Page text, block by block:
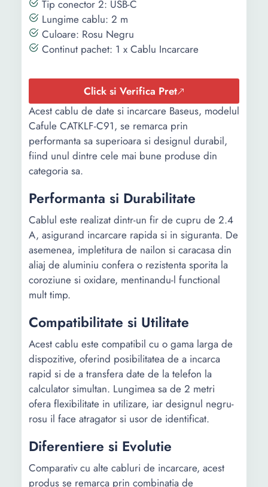
Tip conector 2: USB-C
Lungime cablu: 2 m
Culoare: Rosu Negru
Continut pachet: 1 x Cablu Incarcare
Click si Verifica Pret
Acest cablu de date si incarcare Baseus, modelul
Cafule CATKLF-C91, se remarca prin
performanta sa superioara si designul durabil,
fiind unul dintre cele mai bune produse din
categoria sa.
Performanta si Durabilitate
Cablul este realizat dintr-un fir de cupru de 2.4
A, asigurand incarcare rapida si in siguranta. De
asemenea, impletitura de nailon si caracasa din
aliaj de aluminiu confera o rezistenta sporita la
coroziune si oxidare, mentinandu-l functional
mult timp.
Compatibilitate si Utilitate
Acest cablu este compatibil cu o gama larga de
dispozitive, oferind posibilitatea de a incarca
rapid si de a transfera date de la telefon la
calculator simultan. Lungimea sa de 2 metri
ofera flexibilitate in utilizare, iar designul negru-
rosu il face atragator si usor de identificat.
Diferentiere si Evolutie
Comparativ cu alte cabluri de incarcare, acest
produs se remarca prin combinatia de